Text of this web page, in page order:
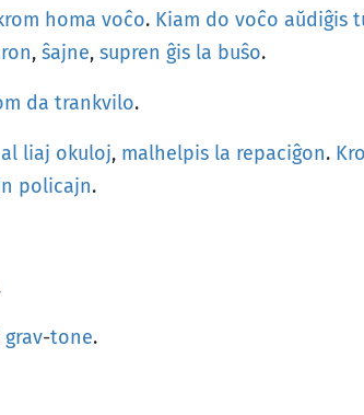
homa voĉo. Kiam do voĉo aŭdiĝis
, ŝajne, supren ĝis la buŝo.
da trankvilo.
al liaj okuloj, malhelpis la repaciĝon.
policajn.
grav-tone.